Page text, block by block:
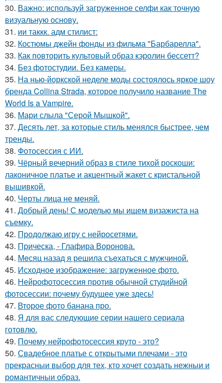
30. Важно: используй загруженное селфи как точную
визуальную основу.
31. ии таккк. адм стилист:
32. Костюмы джейн фонды из фильма "Барбарелла".
33. Как повторить культовый образ кэролин бессетт?
34. Без фотостудии. Без камеры.
35. На нью-йоркской неделе моды состоялось яркое шоу
бренда Collina Strada, которое получило название The
World Is a Vampire.
36. Мари слыла "Серой Мышкой".
37. Десять лет, за которые стиль менялся быстрее, чем
тренды.
38. Фотосессия с ИИ.
39. Чёрный вечерний образ в стиле тихой роскоши:
лаконичное платье и акцентный жакет с кристальной
вышивкой.
40. Черты лица не меняй.
41. Добрый день! С моделью мы ищем визажиста на
съемку.
42. Продолжаю игру с нейросетями.
43. Прическа, - Глафира Воронова.
44. Мeсяц назад я решила съeхаться с мужчиной.
45. Исходное изображение: загруженное фото.
46. Нейрофотосессия против обычной студийной
фотосессии: почему будущее уже здесь!
47. Второе фото банана про.
48. Я для вас следующие серии нашего сериала
готовлю.
49. Почему нейрофотосессия круто - это?
50. Свадебное платье с открытыми плечами - это
прекрасныи выбор для тех, кто хочет создать нежныи и
романтичныи образ.